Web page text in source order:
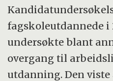
fagskoleutdannede i
undersøkte blant
overgang til
utdanning. Den viste